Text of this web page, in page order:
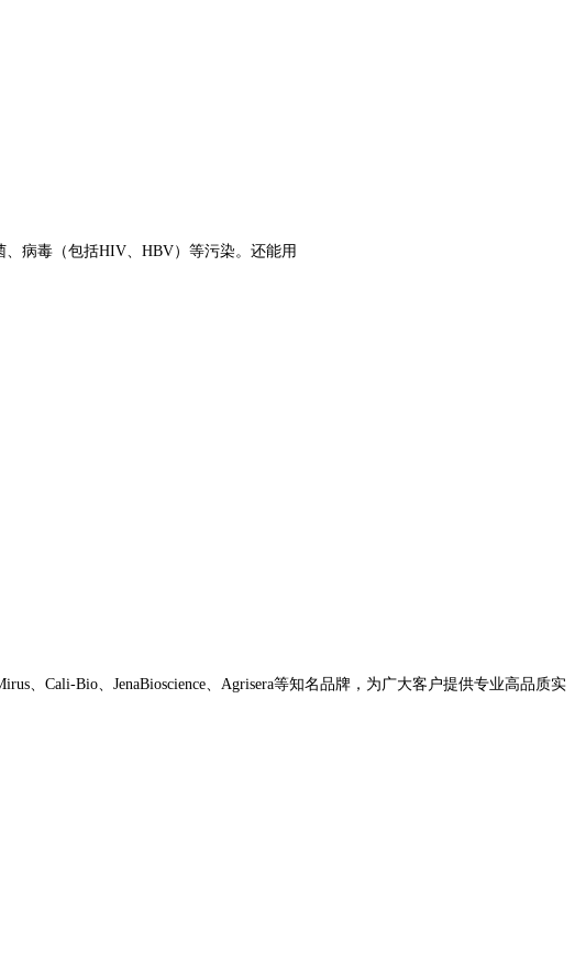
病毒（包括HIV、HBV）等污染。还能用
、Cali-Bio、JenaBioscience、Agrisera等知名品牌，为广大客户提供专业高品质实